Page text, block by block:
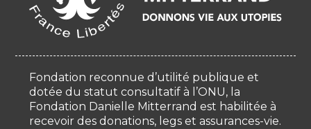
Fondation reconnue d’utilité publique et
dotée du statut consultatif à l’ONU, la
Fondation Danielle Mitterrand est habilitée à
recevoir des donations, legs et assurances-vie.